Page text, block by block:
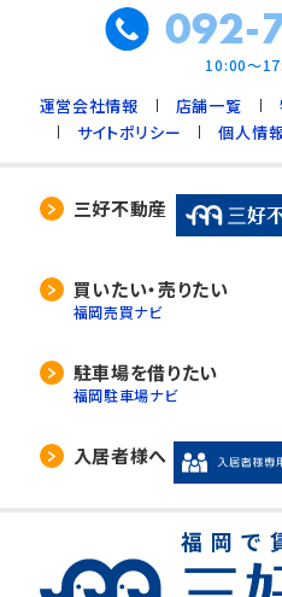
092-
10:00～
運営会社情報 店舗一覧
サイトポリシー
個人情
三好不動産
買いたい・売りたい
福岡売買ナビ
駐車場を借りたい
福岡駐車場ナビ
入居者様へ